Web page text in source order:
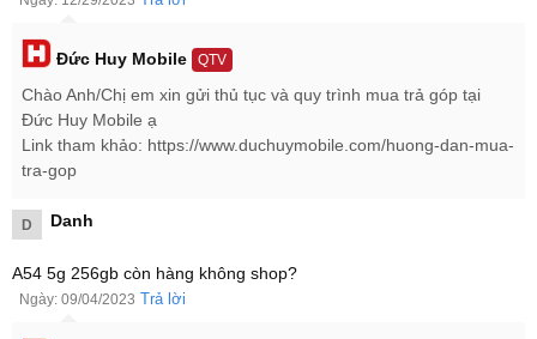
Màn hình lên đến 120Hz
Quay sang mặt trước là màn hình đục lỗ Super AMOLED có thiết
kế tràn viền kích thước 6.4 inch độ phân giải Full HD+, giúp
Samsung Galaxy A54 5G 256GB
Đức Huy Mobile QTV
Chào Anh/Chị em xin gửi thủ tục và quy trình mua trả góp tại
Đức Huy Mobile ạ
Link tham khảo: https://www.duchuymobile.com/huong-dan-mua-
tra-gop
D Danh
A54 5g 256gb còn hàng không shop?
Ngày: 09/04/2023 Trả lời